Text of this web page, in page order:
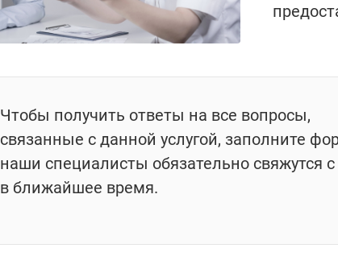
Чтобы получить ответы на все вопросы,
связанные с данной услугой, заполните
наши специалисты обязательно свяжутся
в ближайшее время.